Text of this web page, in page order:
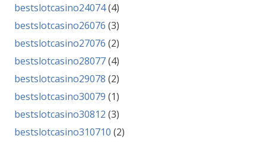
bestslotcasino24074(4)
bestslotcasino26076 (3)
bestslotcasino27076 (2)
bestslotcasino28077(4)
bestslotcasino29078 (2)
bestslotcasino30079 (1)
bestslotcasino30812 (3)
bestslotcasino310710 (2)